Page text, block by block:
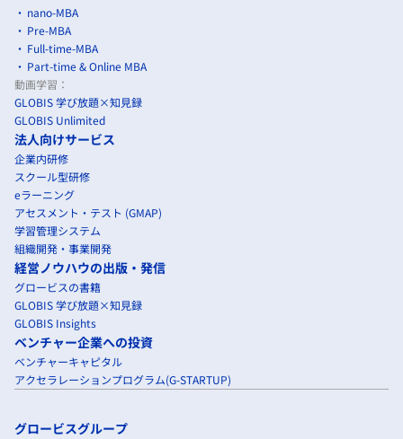
nano-MBA
Pre-MBA
Full-time-MBA
Part-time & Online MBA
動画学習：
GLOBIS 学び放題×知見録
GLOBIS Unlimited
法人向けサービス
企業内研修
スクール型研修
eラーニング
アセスメント・テスト (GMAP)
学習管理システム
組織開発・事業開発
経営ノウハウの出版・発信
グロービスの書籍
GLOBIS 学び放題×知見録
GLOBIS Insights
ベンチャー企業への投資
ベンチャーキャピタル
アクセラレーションプログラム(G-STARTUP)
グロービスグループ